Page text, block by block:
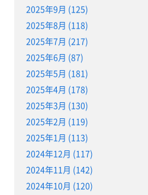
2025年9月 (125)
2025年8月 (118)
2025年7月 (217)
2025年6月 (87)
2025年5月 (181)
2025年4月 (178)
2025年3月 (130)
2025年2月 (119)
2025年1月 (113)
2024年12月 (117)
2024年11月 (142)
2024年10月 (120)